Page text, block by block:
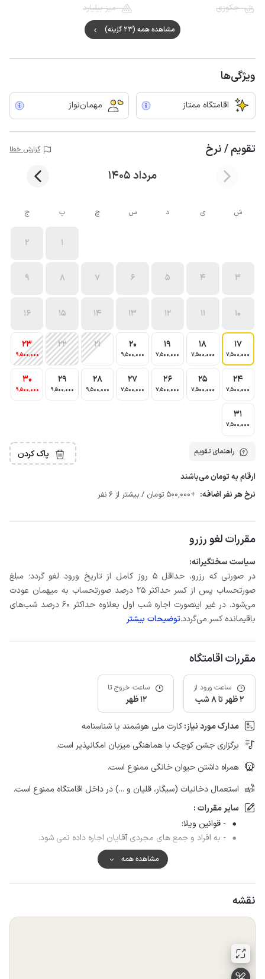
جکوزی
میز بیلیارد
مشاهده همه (23 گزینه)
ویژگی‌ها
اقامتگاه ممتاز مهمان‌نواز
تقویم / نرخ گزارش خطا
مرداد 1405
ش ی د س چ پ ج
1
2
3
4
5
6
7
8
9
10
11
12
13
14
15
16
17
7٬500٬000
18
7٬500٬000
19
7٬500٬000
20
9٬500٬000
21
22
23
9٬500٬000
24
7٬500٬000
25
7٬500٬000
26
7٬500٬000
27
7٬500٬000
28
9٬500٬000
29
9٬500٬000
30
9٬500٬000
31
7٬500٬000
راهنمای تقویم پاک کردن
ارقام به تومان می‌باشند
نرخ هر نفر اضافه: +500٬000 تومان / بیشتر از 6 نفر
مقررات لغو رزرو
سیاست سختگیرانه:
در صورتی که رزرو، حداقل 5 روز کامل از تاریخ ورود لغو گردد؛ مبلغ
صورتحساب پس از کسر حداکثر 25 درصد صورتحساب به میهمان عودت
می‌شود. در غیر اینصورت اجاره شب اول بعلاوه حداکثر 60 درصد شب‌های
باقیمانده کسر می‌گردد.توضیحات بیشتر
مقررات اقامتگاه
ساعت ورود از
2 ظهر تا 8 شب
ساعت خروج تا
12 ظهر
مدارک مورد نیاز:کارت ملی هوشمند یا شناسنامه
برگزاری جشن کوچک با هماهنگی میزبان امکانپذیر است.
همراه داشتن حیوان خانگی ممنوع است.
استعمال دخانیات (سیگار، قلیان و ...) در داخل اقامتگاه ممنوع است.
سایر مقررات :
- قوانین ویلا:
- به افراد و جمع های مجردی آقایان اجاره داده نمی شود.
- لطفا در حفظ و نگهداری وسایل و لوازم داخل ویلا و محوطه ی
مشاهده همه
نقشه